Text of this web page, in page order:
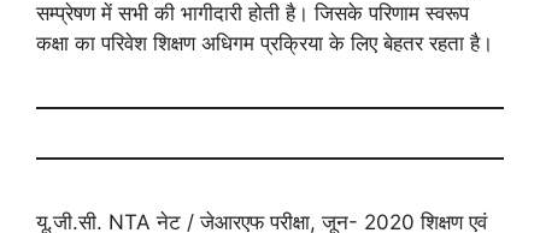
सम्प्रेषण में सभी की भागीदारी होती है। जिसके परिणाम स्वरूप
कक्षा का परिवेश शिक्षण अधिगम प्रक्रिया के लिए बेहतर रहता है।
यू.जी.सी. NTA नेट / जेआरएफ परीक्षा, जून- 2020 शिक्षण एवं